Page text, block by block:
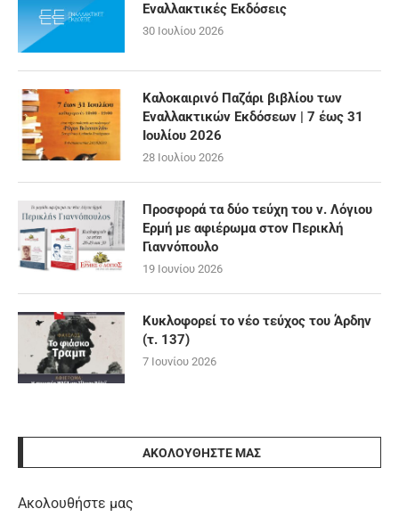
Εναλλακτικές Εκδόσεις
30 Ιουλίου 2026
Καλοκαιρινό Παζάρι βιβλίου των
Εναλλακτικών Εκδόσεων | 7 έως 31
Ιουλίου 2026
28 Ιουλίου 2026
Προσφορά τα δύο τεύχη του ν. Λόγιου
Ερμή με αφιέρωμα στον Περικλή
Γιαννόπουλο
19 Ιουνίου 2026
Κυκλοφορεί το νέο τεύχος του Άρδην
(τ. 137)
7 Ιουνίου 2026
ΑΚΟΛΟΥΘΉΣΤΕ ΜΑΣ
Ακολουθήστε μας